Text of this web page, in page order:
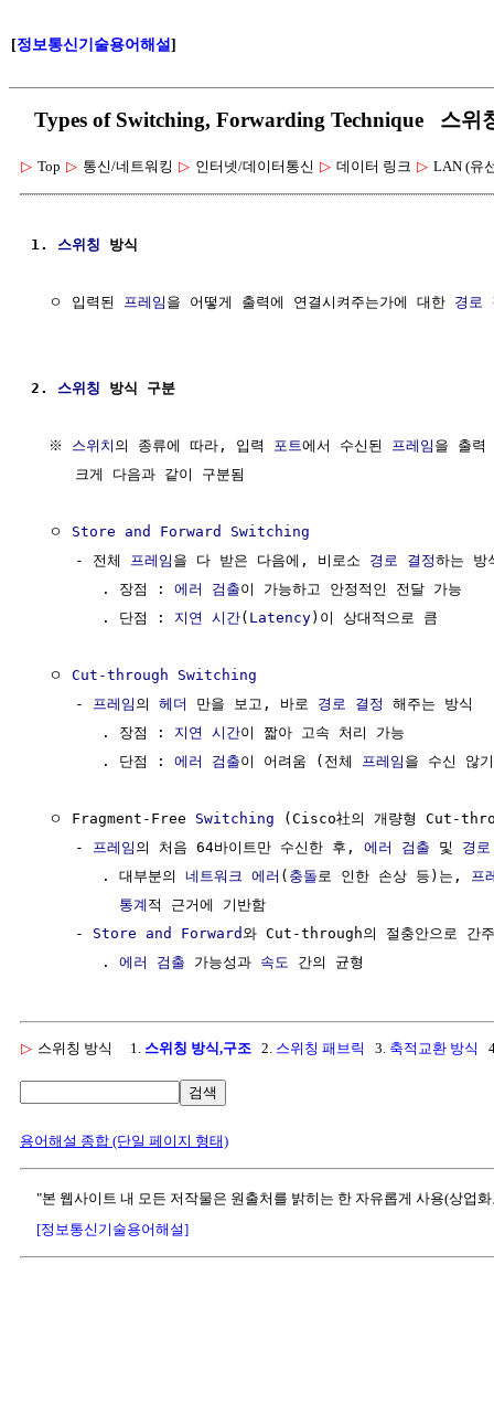
[정보통신기술용어해설]
Types of Switching, Forwarding Technique 스위
▷ Top ▷ 통신/네트워킹 ▷ 인터넷/데이터통신 ▷ 데이터 링크 ▷ LAN (유
1. 스위칭 방식
  ㅇ 입력된
프레임 을 어떻게 출력에 연결시켜주는가에 대한 경로
2. 스위칭 방식 구분
  ※
스위치 의 종류에 따라, 입력 포트에서 수신된 프레임 을 출력
     크게 다음과 같이 구분됨
  ㅇ
Store and Forward Switching
     - 전체
프레임 을 다 받은 다음에, 비로소 경로 결정하는 방
        . 장점 :
에러 검출이 가능하고 안정적인 전달 가능
        . 단점 :
지연 시간( Latency)이 상대적으로 큼
  ㅇ
Cut-through Switching
     -
프레임 의 헤더 만을 보고, 바로 경로 결정
해주는 방식
        . 장점 :
지연 시간이 짧아 고속 처리 가능
        . 단점 :
에러 검출이 어려움 (전체 프레임 을 수신 않
  ㅇ Fragment-Free
Switching (Cisco社의 개량형 Cut-
     -
프레임 의 처음 64바이트만 수신한 후, 에러 검출 및 경
        . 대부분의
네트워크 에러 ( 충돌 로 인한 손상 등)는, 프
통계 적 근거에 기반함
     -
Store and Forward와 Cut-through의 절충안으로 간
        .
에러 검출 가능성과 속도
▷ 스위칭 방식 1. 스위칭 방식,구조 2. 스위칭 패브릭 3. 축적교환 방식
검색
용어해설 종합 (단일 페이지 형태)
"본 웹사이트 내 모든 저작물은 원출처를 밝히는 한 자유롭게 사용(상업
[정보통신기술용어해설]